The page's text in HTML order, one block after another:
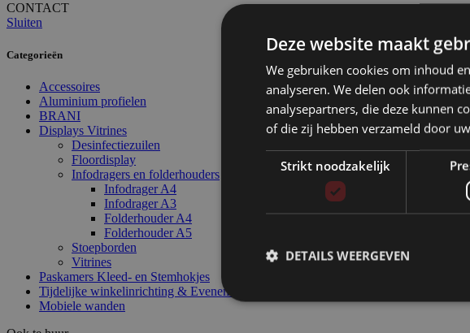
CONTACT
Sluiten
Categorieën
Accessoires
Aluminium profielen
BRANI
Displays Vitrines
Desinfectiezuilen
Floordisplay
Infodragers en folderhouders
Infodrager A4
Infodrager A3
Folderhouder A4
Folderhouder A5
Stoepborden
Vitrines
Paskamers Kleed- en Stemhokjes
Tijdelijke winkelinrichting & Evenement interieur
Mobiele wanden
Deze website maakt
We gebruiken cookies om inhoud
analyseren. We delen ook
analysepartners, die deze kunnen
of die zij hebben verzameld door
Strikt noodzakelijk
DETAILS WEERGEVEN